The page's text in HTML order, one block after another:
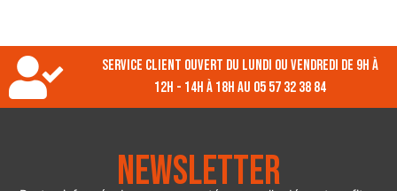
Service client ouvert du lundi ou vendredi de 9h à
12h - 14h à 18h au 05 57 32 38 84
Newsletter